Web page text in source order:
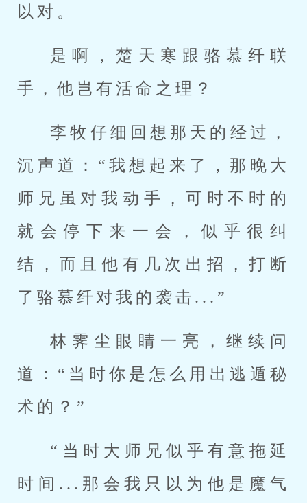
以对。
是啊，楚天寒跟骆慕纤联
手，他岂有活命之理？
李牧仔细回想那天的经过，
沉声道：“我想起来了，那晚大
师兄虽对我动手，可时不时的
就会停下来一会，似乎很纠
结，而且他有几次出招，打断
了骆慕纤对我的袭击...”
林霁尘眼睛一亮，继续问
道：“当时你是怎么用出逃遁秘
术的？”
“当时大师兄似乎有意拖延
时间...那会我只以为他是魔气